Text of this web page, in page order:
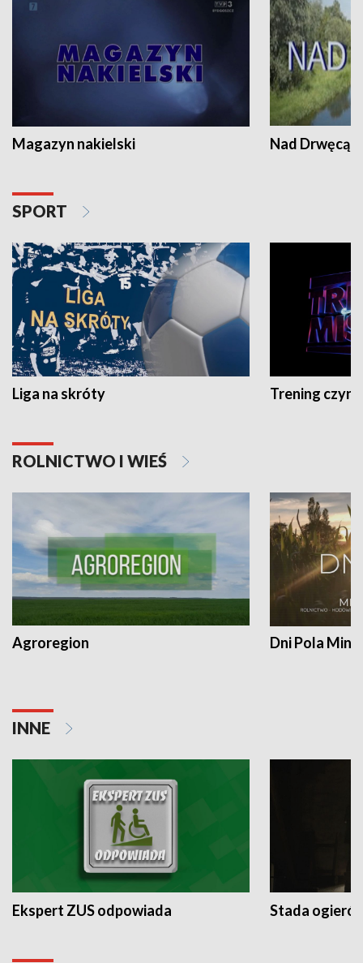
Magazyn nakielski Nad Drwęcą
SPORT
Liga na skróty Trening czyni
ROLNICTWO I WIEŚ
Agroregion Dni Pola
INNE
Ekspert ZUS odpowiada Stada